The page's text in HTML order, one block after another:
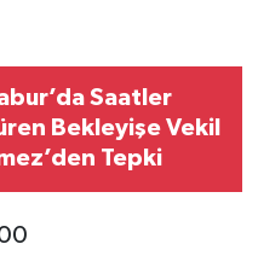
Saatler
Bekleyişe Vekil
Tepki